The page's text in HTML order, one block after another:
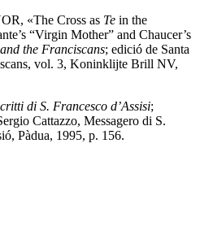
«The Cross as Te in the
“Virgin Mother” and Chaucer’s
the Franciscans; edició de Santa
vol. 3, Koninklijte Brill NV,
di S. Francesco d’Assisi;
Cattazzo, Messagero di S.
Pàdua, 1995, p. 156.